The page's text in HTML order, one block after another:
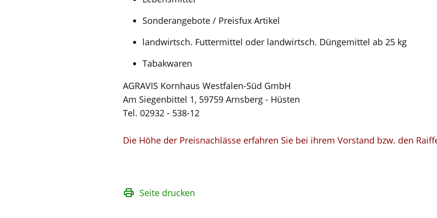
Sonderangebote / Preisfux Artikel
landwirtsch. Futtermittel oder landwirtsch. Düngemittel ab 25 kg
Tabakwaren
AGRAVIS Kornhaus Westfalen-Süd GmbH
Am Siegenbittel 1, 59759 Arnsberg - Hüsten
Tel. 02932 - 538-12
Die Höhe der Preisnachlässe erfahren Sie bei ihrem Vorstand bzw. den
Seite drucken